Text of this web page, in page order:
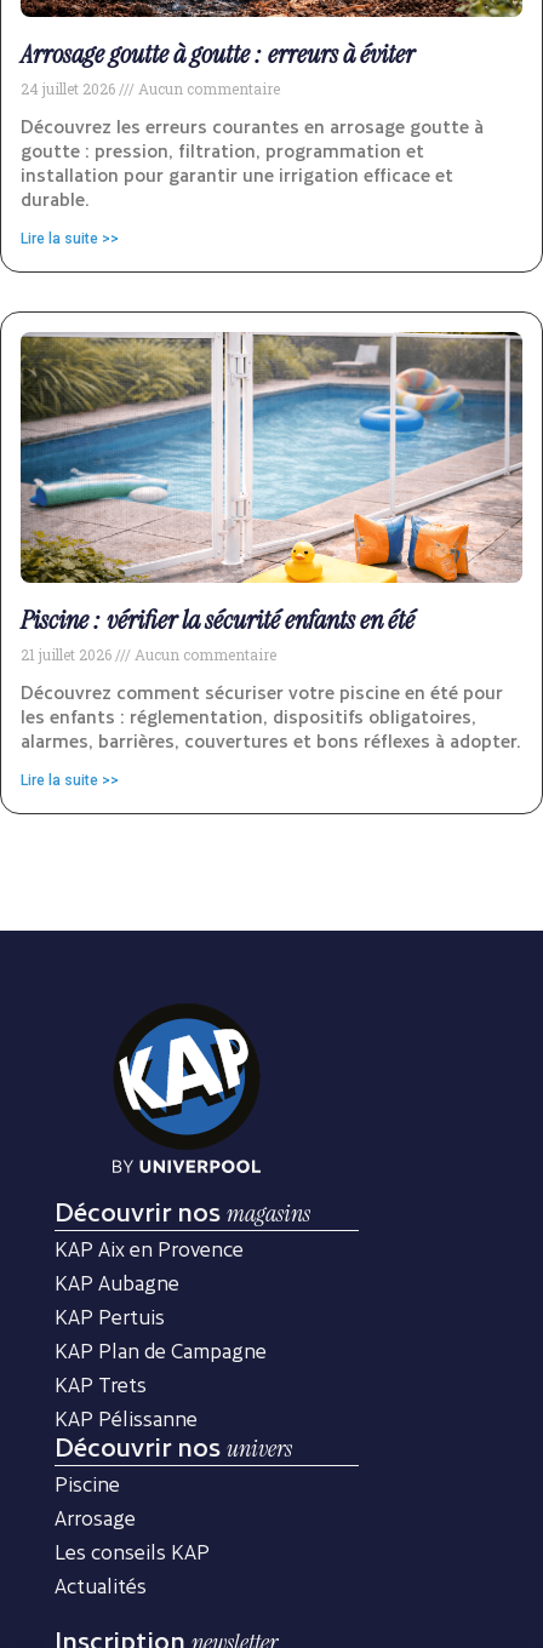
Arrosage goutte à goutte : erreurs à éviter
24 juillet 2026 Aucun commentaire
Découvrez les erreurs courantes en arrosage goutte à
goutte : pression, filtration, programmation et
installation pour garantir une irrigation efficace et
durable.
Lire la suite >>
Piscine : vérifier la sécurité enfants en été
21 juillet 2026 Aucun commentaire
Découvrez comment sécuriser votre piscine en été pour
les enfants : réglementation, dispositifs obligatoires,
alarmes, barrières, couvertures et bons réflexes à adopter.
Lire la suite >>
Découvrir nos magasins
KAP Aix en Provence
KAP Aubagne
KAP Pertuis
KAP Plan de Campagne
KAP Trets
KAP Pélissanne
Découvrir nos univers
Piscine
Arrosage
Les conseils KAP
Actualités
Inscription